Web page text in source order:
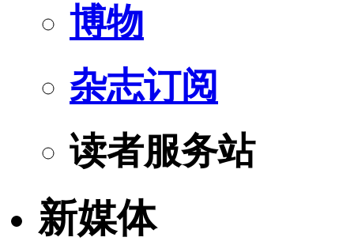
博物
杂志订阅
读者服务站
新媒体